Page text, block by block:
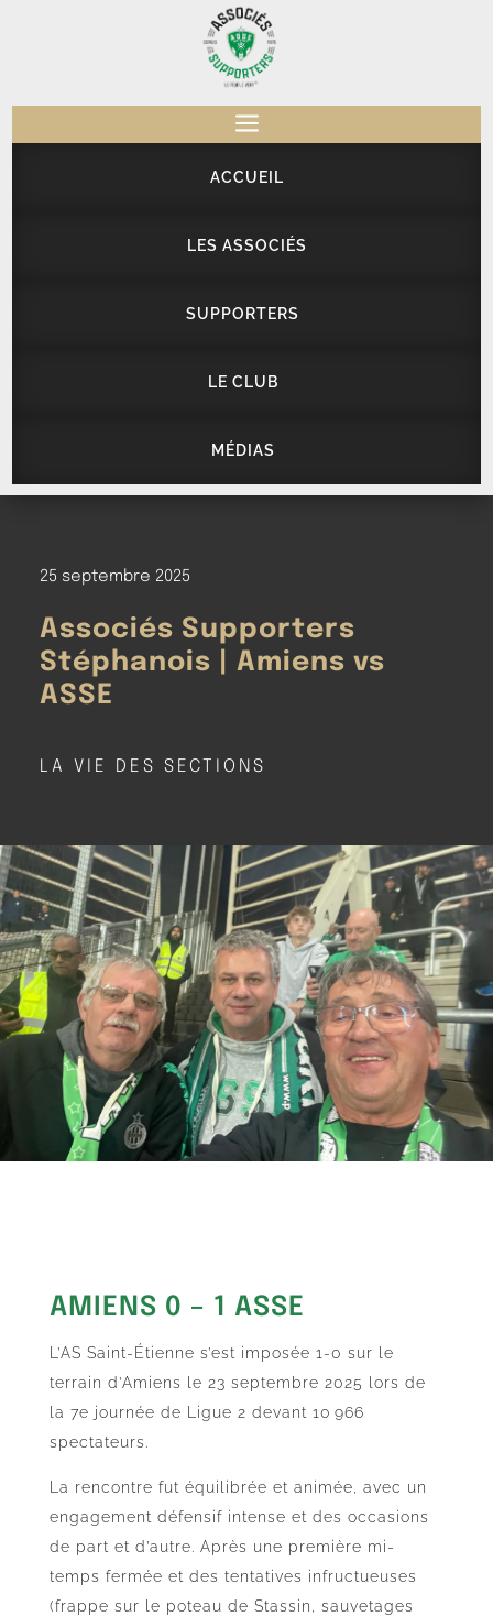
a
ACCUEIL
LES ASSOCIÉS
SUPPORTERS
LE CLUB
MÉDIAS
25 septembre 2025
Associés Supporters
Stéphanois | Amiens vs
ASSE
LA VIE DES SECTIONS
AMIENS 0 – 1 ASSE
L’AS Saint-Étienne s’est imposée 1-0 sur le
terrain d’Amiens le 23 septembre 2025 lors de
la 7e journée de Ligue 2 devant 10 966
spectateurs.
La rencontre fut équilibrée et animée, avec un
engagement défensif intense et des occasions
de part et d’autre. Après une première mi-
temps fermée et des tentatives infructueuses
(frappe sur le poteau de Stassin, sauvetages